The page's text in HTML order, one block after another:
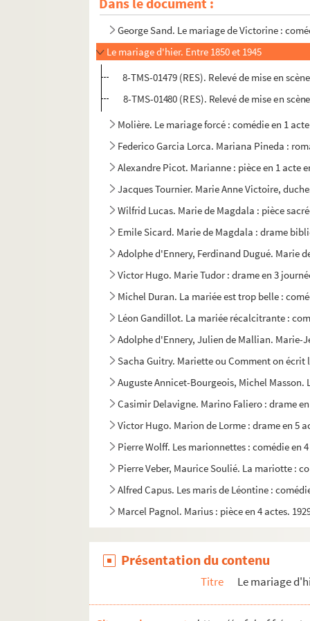
Louis Verneuil, Georges Berr. Le mariage de
George Sand. Le mariage de Victorine :
Le mariage d'hier. Entre 1850 et 1945
8-TMS-01479 (RES). Relevé de mise en
8-TMS-01480 (RES). Relevé de mise en
Molière. Le mariage forcé : comédie en 1
Federico Garcia Lorca. Mariana Pineda :
Alexandre Picot. Marianne : pièce en 1 acte
Jacques Tournier. Marie Anne Victoire,
Wilfrid Lucas. Marie de Magdala : pièce
Emile Sicard. Marie de Magdala : drame
Adolphe d'Ennery, Ferdinand Dugué. Marie
Victor Hugo. Marie Tudor : drame en 3
Michel Duran. La mariée est trop belle :
Léon Gandillot. La mariée récalcitrante :
Adolphe d'Ennery, Julien de Mallian. Marie-
Sacha Guitry. Mariette ou Comment on écrit
Auguste Annicet-Bourgeois, Michel Masson.
Casimir Delavigne. Marino Faliero : drame
Victor Hugo. Marion de Lorme : drame en 5
Pierre Wolff. Les marionnettes : comédie en
Pierre Veber, Maurice Soulié. La mariotte :
Alfred Capus. Les maris de Léontine :
Marcel Pagnol. Marius : pièce en 4 actes.
Alphonse Brot, Charles Lemaître. La
Henri Lavedan. Le marquis de Priola : pièce
Présentation du contenu
Titre Le mariage